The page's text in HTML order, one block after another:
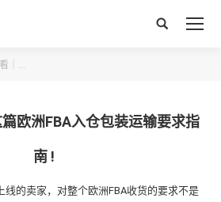
搜
｜…
欧洲FBA入仓包装运输要求指
南 !
线的卖家，对整个欧洲FBA收货的要求不是